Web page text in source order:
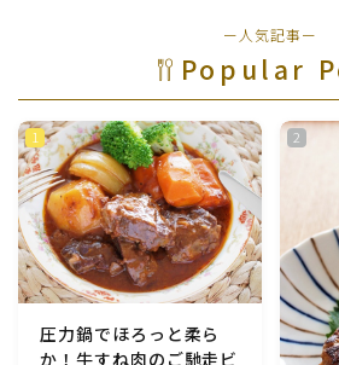
野菜料理(きゅうり・なす・トマト・ピ
ゃ・ゴーヤ)
野菜料理(キャベツ・白菜・ほうれん
菜・にら)
野菜料理(ズッキーニ・コーン・いん
んどう・オクラ)
野菜料理(玉ねぎ・ねぎ・アボカド・
ー人気記事ー
Popular
圧力鍋でほろっと柔ら
か！牛すね肉のご馳走ビ